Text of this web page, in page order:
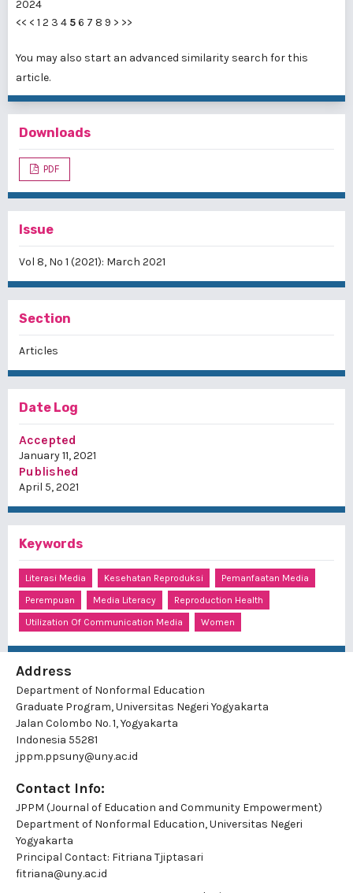
2024
<< < 1 2 3 4 56 7 8 9 > >>
You may also start an advanced similarity search for this
article.
Downloads
PDF
Issue
Vol 8, No 1 (2021): March 2021
Section
Articles
Date Log
Accepted
January 11, 2021
Published
April 5, 2021
Keywords
Literasi Media Kesehatan Reproduksi
Pemanfaatan Media
Perempuan
Media Literacy
Reproduction Health
Utilization Of Communication Media
Women
Address
Department of Nonformal Education
Graduate Program, Universitas Negeri Yogyakarta
Jalan Colombo No. 1, Yogyakarta
Indonesia 55281
jppm.ppsuny@uny.ac.id
Contact Info:
JPPM (Journal of Education and Community Empowerment)
Department of Nonformal Education, Universitas Negeri
Yogyakarta
Principal Contact: Fitriana Tjiptasari
fitriana@uny.ac.id